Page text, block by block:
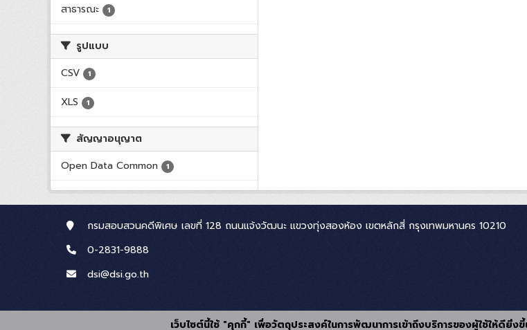
สาธารณะ
1
รูปแบบ
CSV
1
XLS 1
สัญญาอนุญาต
Open Data Common
1
กรมสอบสวนคดีพิเศษ เลขที่ 128 ถนนแจ้งวัฒนะ แขวงทุ่งสองห้อง เขตหลักสี่ กรุงเทพมหานคร 10210
0-2831-9888
dsi@dsi.go.th
เว็บไซต์นี้ใช้ "คุกกี้" เพื่อวัตถุประสงค์ในการพัฒนาการเข้าถึงบริการของผู้ใช้ให้ดียิ่